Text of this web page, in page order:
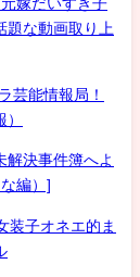
嫁だいすき子
題な動画取り上
芸能情報局！
解決事件簿へよ
編）]
子オネエ的ま